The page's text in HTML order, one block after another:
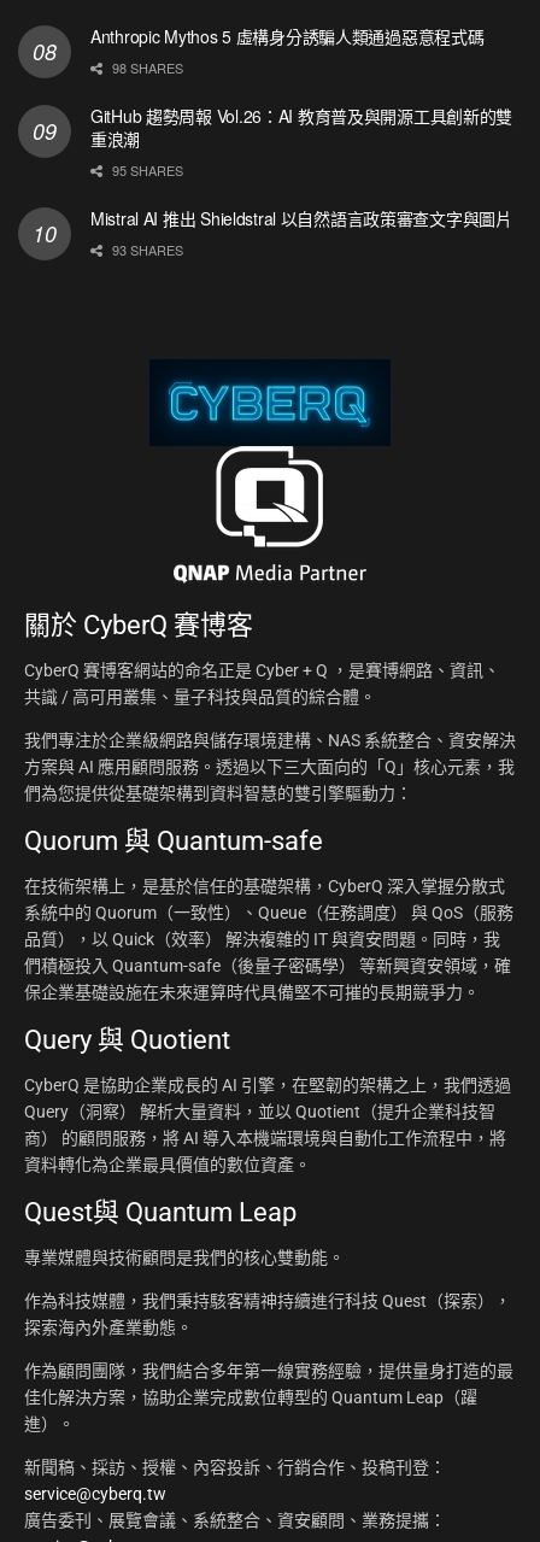
Anthropic Mythos 5 虛構身分誘騙人類通過惡意程式碼
98 SHARES
GitHub 趨勢周報 Vol.26：AI 教育普及與開源工具創新的雙
重浪潮
95 SHARES
Mistral AI 推出 Shieldstral 以自然語言政策審查文字與圖片
93 SHARES
關於 CyberQ 賽博客
CyberQ 賽博客網站的命名正是 Cyber + Q ，是賽博網路、資訊、
共識 / 高可用叢集、量子科技與品質的綜合體。
我們專注於企業級網路與儲存環境建構、NAS 系統整合、資安解決
方案與 AI 應用顧問服務。透過以下三大面向的「Q」核心元素，我
們為您提供從基礎架構到資料智慧的雙引擎驅動力：
Quorum 與 Quantum-safe
在技術架構上，是基於信任的基礎架構，CyberQ 深入掌握分散式
系統中的 Quorum（一致性）、Queue（任務調度） 與 QoS（服務
品質），以 Quick（效率） 解決複雜的 IT 與資安問題。同時，我
們積極投入 Quantum-safe（後量子密碼學） 等新興資安領域，確
保企業基礎設施在未來運算時代具備堅不可摧的長期競爭力。
Query 與 Quotient
CyberQ 是協助企業成長的 AI 引擎，在堅韌的架構之上，我們透過
Query（洞察） 解析大量資料，並以 Quotient（提升企業科技智
商） 的顧問服務，將 AI 導入本機端環境與自動化工作流程中，將
資料轉化為企業最具價值的數位資產。
Quest與 Quantum Leap
專業媒體與技術顧問是我們的核心雙動能。
作為科技媒體，我們秉持駭客精神持續進行科技 Quest（探索），
探索海內外產業動態。
作為顧問團隊，我們結合多年第一線實務經驗，提供量身打造的最
佳化解決方案，協助企業完成數位轉型的 Quantum Leap（躍
進）。
新聞稿、採訪、授權、內容投訴、行銷合作、投稿刊登：
service@cyberq.tw
廣告委刊、展覽會議、系統整合、資安顧問、業務提攜：